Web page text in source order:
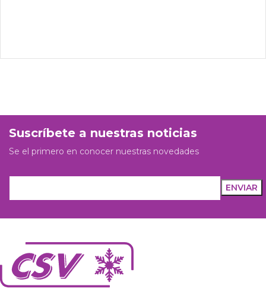
Suscríbete a nuestras noticias
Se el primero en conocer nuestras novedades